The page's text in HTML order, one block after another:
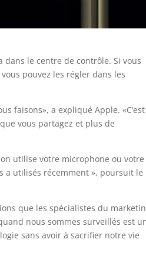
le centre de contrôle. Si vous
pouvez les régler dans les
faisons», a expliqué Apple. «C’est
vous partagez et plus de
utilise votre microphone ou votre
a utilisés récemment », poursuit le
que les spécialistes du
nous sommes surveillés est
sans avoir à sacrifier notre vie